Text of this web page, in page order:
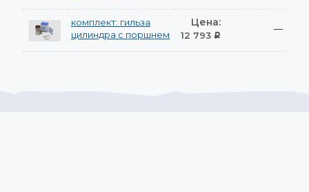
комплект: гильза
цилиндра с поршнем
Цена:
12 793 Р
—